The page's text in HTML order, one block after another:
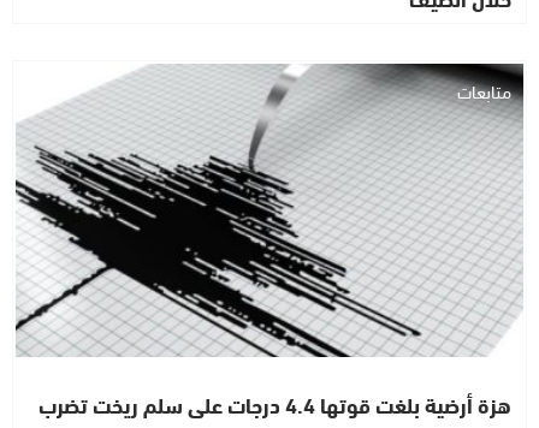
متابعات
هزة أرضية بلغت قوتها 4.4 درجات على سلم ريخت تضرب